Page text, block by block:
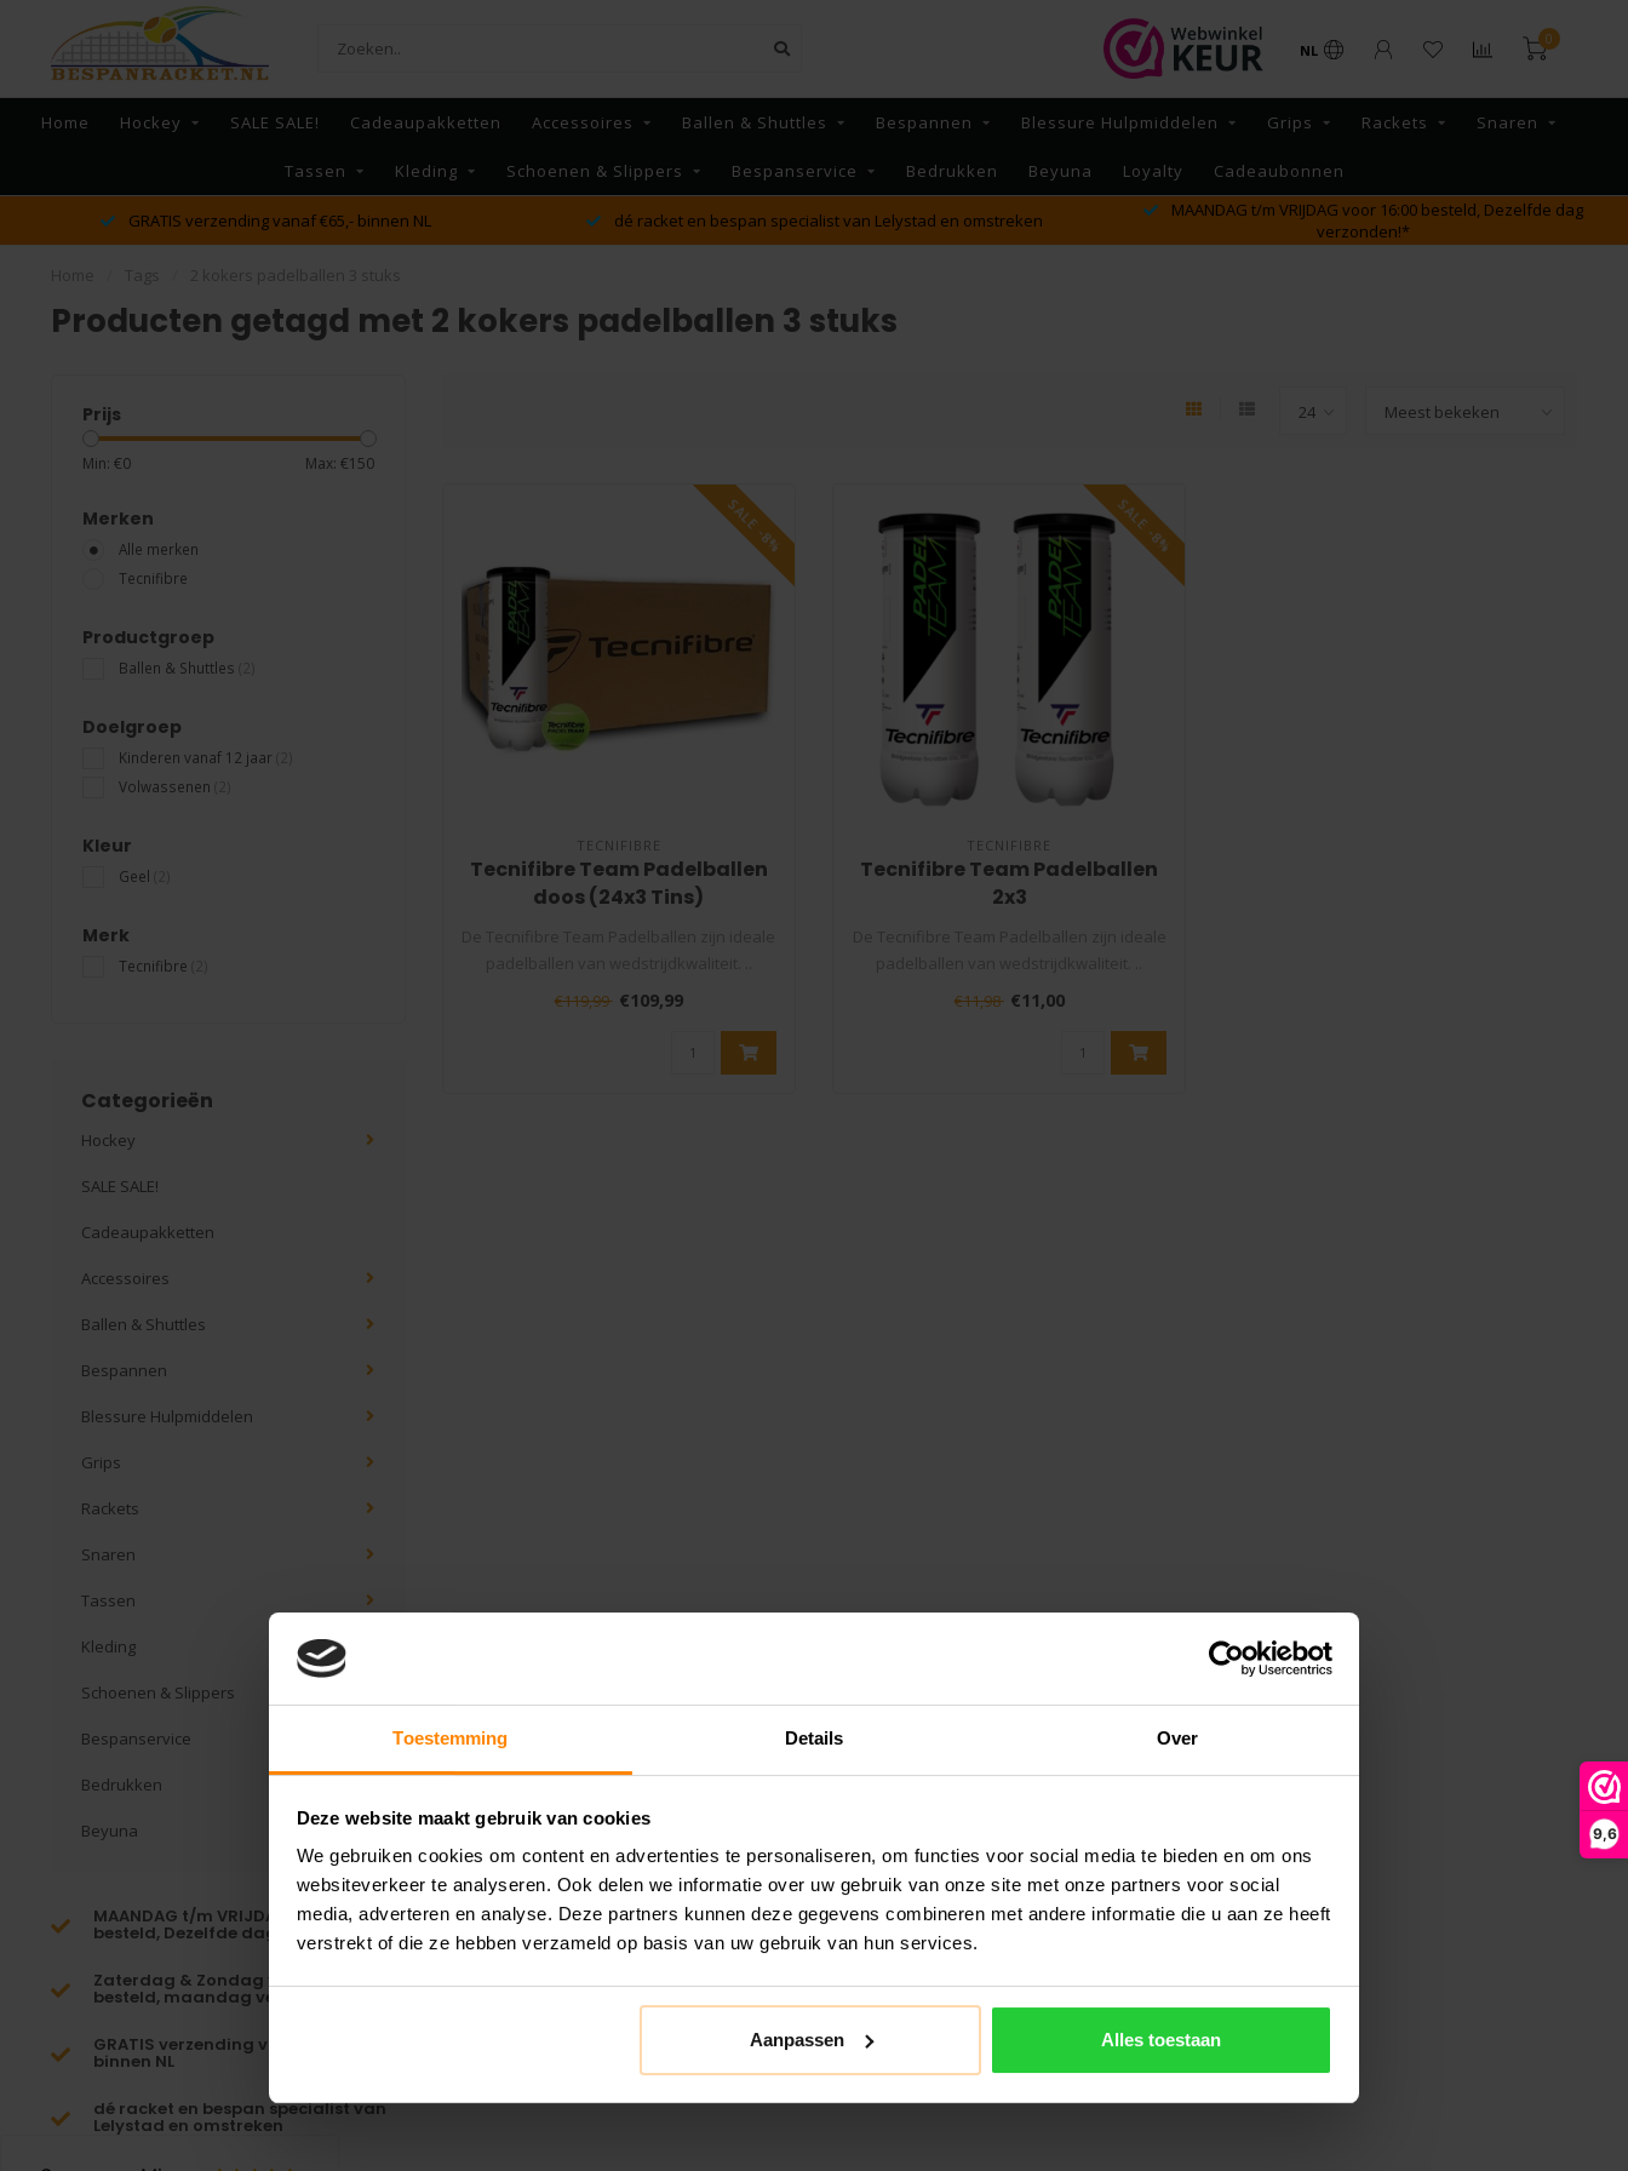
Toestemming Details Over
Deze website maakt gebruik van cookies
We gebruiken cookies om content en advertenties te personaliseren, om functies voor social media te bieden en om ons
websiteverkeer te analyseren. Ook delen we informatie over uw gebruik van onze site met onze partners voor social
media, adverteren en analyse. Deze partners kunnen deze gegevens combineren met andere informatie die u aan ze heeft
verstrekt of die ze hebben verzameld op basis van uw gebruik van hun services.
Aanpassen Alles toestaan
9,6
NL
0
Home Hockey SALE SALE! Cadeaupakketten Accessoires Ballen & Shuttles Bespannen Blessure Hulpmiddelen Grips Rackets Snaren
Tassen Kleding Schoenen & Slippers Bespanservice Bedrukken Beyuna Loyalty Cadeaubonnen
GRATIS verzending vanaf €65,- binnen NL dé racket en bespan specialist van Lelystad en omstreken
MAANDAG t/m VRIJDAG voor 16:00 besteld, Dezelfde dag
verzonden!*
Producten getagd met 2 kokers padelballen 3 stuks
Prijs
Min: €0 Max: €150
Merken
Alle merken
Tecnifibre
Productgroep
Ballen & Shuttles
Doelgroep
Kinderen vanaf 12 jaar
Volwassenen
Kleur
Geel
Merk
Tecnifibre
Categorieën
Hockey
SALE SALE!
Cadeaupakketten
Accessoires
Ballen & Shuttles
Bespannen
Blessure Hulpmiddelen
Grips
Rackets
Snaren
Tassen
Kleding
Schoenen & Slippers
Bespanservice
Bedrukken
Beyuna
MAANDAG t/m VRIJDAG voor 16:00
besteld, Dezelfde dag verzonden!*
Zaterdag & Zondag voor 23:59
besteld, maandag verzonden!
GRATIS verzending vanaf €65,-
binnen NL
dé racket en bespan specialist van
Lelystad en omstreken
SALE -8%
TECNIFIBRE
Tecnifibre Team Padelballen
doos (24x3 Tins)
€119,99 €109,99
SALE -8%
TECNIFIBRE
Tecnifibre Team Padelballen
2x3
€11,98 €11,00